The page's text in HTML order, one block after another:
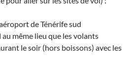
de Ténérife sud
au même lieu que les volants
le soir (hors boissons) avec les